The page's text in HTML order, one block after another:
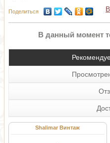
Поделиться
В данный момент
Shalimar Винтаж